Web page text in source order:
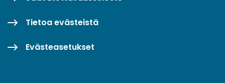
Tietoa evästeistä
Evästeasetukset